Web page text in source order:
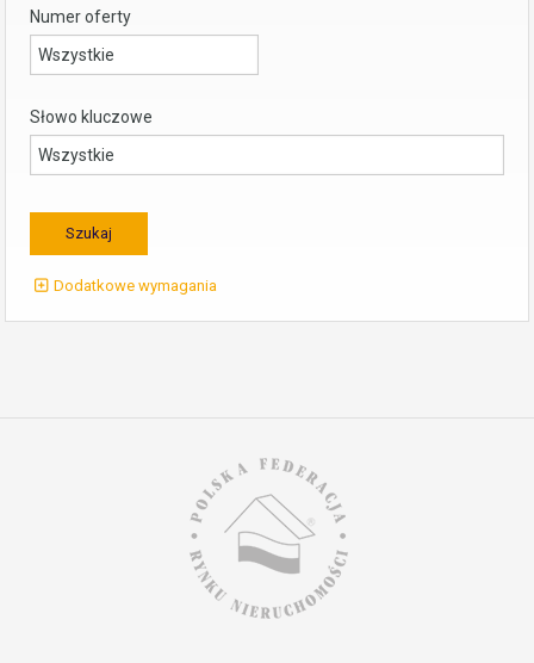
Numer oferty
Słowo kluczowe
Dodatkowe wymagania